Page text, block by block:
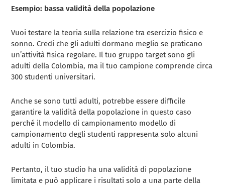
Esempio: bassa validità della popolazione
Vuoi testare la teoria sulla relazione tra esercizio fisico e
sonno. Credi che gli adulti dormano meglio se praticano
un’attività fisica regolare. Il tuo gruppo target sono gli
adulti della Colombia, ma il tuo campione comprende circa
300 studenti universitari.
Anche se sono tutti adulti, potrebbe essere difficile
garantire la validità della popolazione in questo caso
perché il modello di campionamento modello di
campionamento degli studenti rappresenta solo alcuni
adulti in Colombia.
Pertanto, il tuo studio ha una validità di popolazione
limitata e può applicare i risultati solo a una parte della